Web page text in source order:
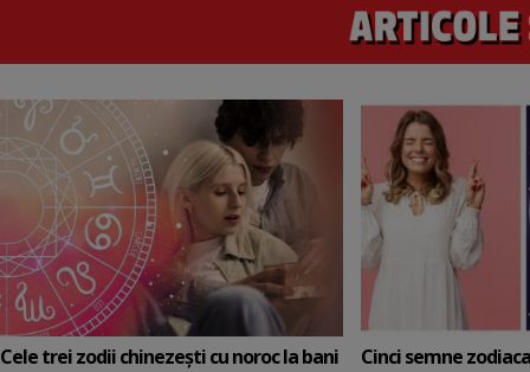
Cele trei zodii chinezești cu noroc la bani
Cinci semne